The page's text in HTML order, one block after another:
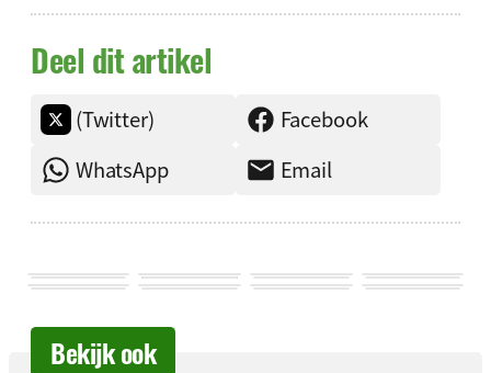
Deel dit artikel
(Twitter)
Facebook
WhatsApp
Email
Bekijk ook